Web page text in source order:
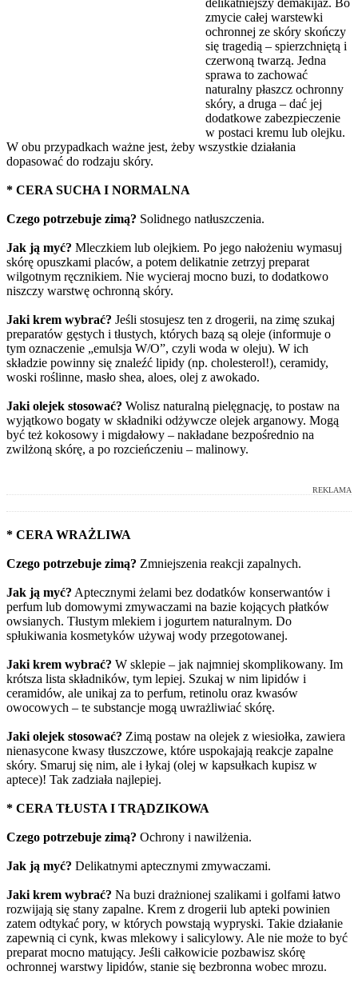
zmycie całej warstewki
ochronnej ze skóry skończy
się tragedią – spierzchniętą i
czerwoną twarzą. Jedna
sprawa to zachować
naturalny płaszcz ochronny
skóry, a druga – dać jej
dodatkowe zabezpieczenie
w postaci kremu lub olejku.
W obu przypadkach ważne jest, żeby wszystkie działania
dopasować do rodzaju skóry.
* CERA SUCHA I NORMALNA
Czego potrzebuje zimą? Solidnego natłuszczenia.
Jak ją myć? Mleczkiem lub olejkiem. Po jego nałożeniu wymasuj
skórę opuszkami placów, a potem delikatnie zetrzyj preparat
wilgotnym ręcznikiem. Nie wycieraj mocno buzi, to dodatkowo
niszczy warstwę ochronną skóry.
Jaki krem wybrać? Jeśli stosujesz ten z drogerii, na zimę szukaj
preparatów gęstych i tłustych, których bazą są oleje (informuje o
tym oznaczenie „emulsja W/O”, czyli woda w oleju). W ich
składzie powinny się znaleźć lipidy (np. cholesterol!), ceramidy,
woski roślinne, masło shea, aloes, olej z awokado.
Jaki olejek stosować? Wolisz naturalną pielęgnację, to postaw na
wyjątkowo bogaty w składniki odżywcze olejek arganowy. Mogą
być też kokosowy i migdałowy – nakładane bezpośrednio na
zwilżoną skórę, a po rozcieńczeniu – malinowy.
REKLAMA
* CERA WRAŻLIWA
Czego potrzebuje zimą? Zmniejszenia reakcji zapalnych.
Jak ją myć? Aptecznymi żelami bez dodatków konserwantów i
perfum lub domowymi zmywaczami na bazie kojących płatków
owsianych. Tłustym mlekiem i jogurtem naturalnym. Do
spłukiwania kosmetyków używaj wody przegotowanej.
Jaki krem wybrać? W sklepie – jak najmniej skomplikowany. Im
krótsza lista składników, tym lepiej. Szukaj w nim lipidów i
ceramidów, ale unikaj za to perfum, retinolu oraz kwasów
owocowych – te substancje mogą uwrażliwiać skórę.
Jaki olejek stosować? Zimą postaw na olejek z wiesiołka, zawiera
nienasycone kwasy tłuszczowe, które uspokajają reakcje zapalne
skóry. Smaruj się nim, ale i łykaj (olej w kapsułkach kupisz w
aptece)! Tak zadziała najlepiej.
* CERA TŁUSTA I TRĄDZIKOWA
Czego potrzebuje zimą? Ochrony i nawilżenia.
Jak ją myć? Delikatnymi aptecznymi zmywaczami.
Jaki krem wybrać? Na buzi drażnionej szalikami i golfami łatwo
rozwijają się stany zapalne. Krem z drogerii lub apteki powinien
zatem odtykać pory, w których powstają wypryski. Takie działanie
zapewnią ci cynk, kwas mlekowy i salicylowy. Ale nie może to być
preparat mocno matujący. Jeśli całkowicie pozbawisz skórę
ochronnej warstwy lipidów, stanie się bezbronna wobec mrozu.